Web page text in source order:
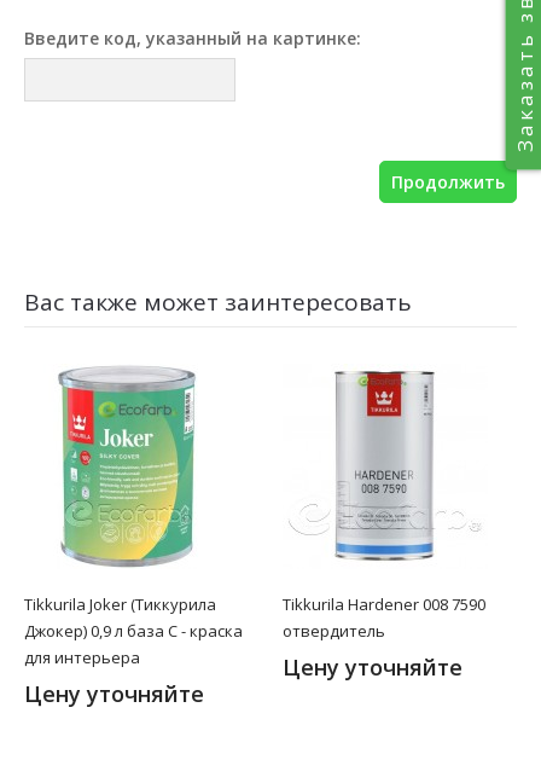
Введите код, указанный на картинке:
Продолжить
Вас также может заинтересовать
Tikkurila Joker (Тиккурила
Джокер) 0,9 л база C - краска
для интерьера
Цену уточняйте
Tikkurila Hardener 008 7590
отвердитель
Цену уточняйте